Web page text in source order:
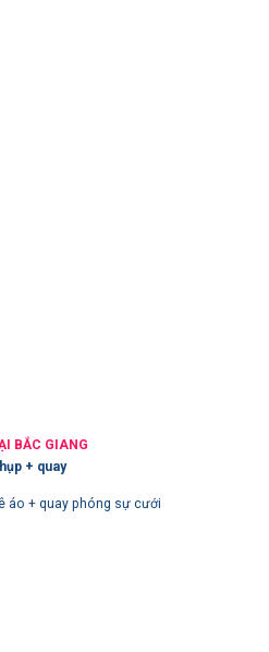
BẮC GIANG
+ quay
áo + quay phóng sự cưới